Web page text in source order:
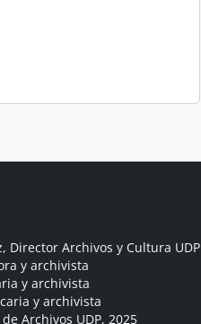
Archivos y Cultura UDP
y archivista
y archivista
y archivista
Archivos UDP, 2025